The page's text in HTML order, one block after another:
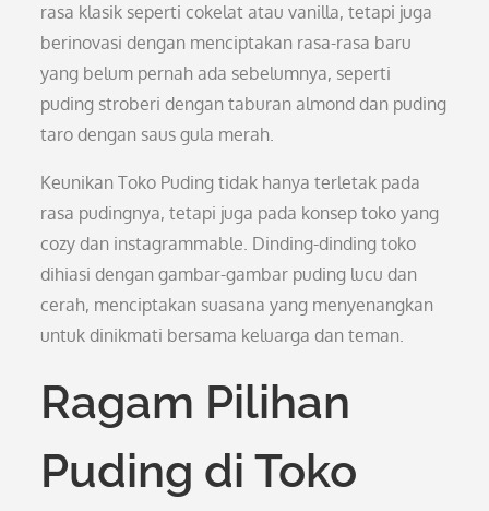
rasa klasik seperti cokelat atau vanilla, tetapi juga
berinovasi dengan menciptakan rasa-rasa baru
yang belum pernah ada sebelumnya, seperti
puding stroberi dengan taburan almond dan puding
taro dengan saus gula merah.
Keunikan Toko Puding tidak hanya terletak pada
rasa pudingnya, tetapi juga pada konsep toko yang
cozy dan instagrammable. Dinding-dinding toko
dihiasi dengan gambar-gambar puding lucu dan
cerah, menciptakan suasana yang menyenangkan
untuk dinikmati bersama keluarga dan teman.
Ragam Pilihan
Puding di Toko